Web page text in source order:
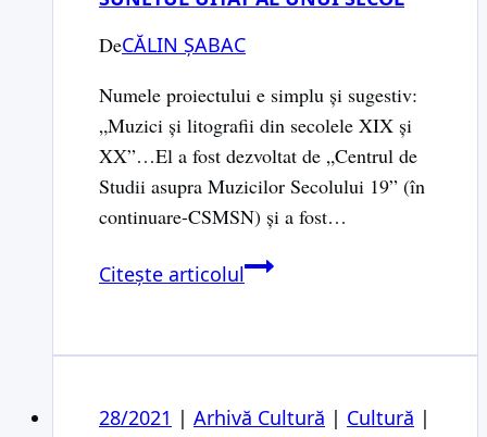
DeCĂLIN ȘABAC
Numele proiectului e simplu şi sugestiv:
„Muzici şi litografii din secolele XIX şi
XX”…El a fost dezvoltat de „Centrul de
Studii asupra Muzicilor Secolului 19” (în
continuare-CSMSN) şi a fost…
Citește articolulSunetul
unui
28/2021 | Arhivă Cultură | Cultură |